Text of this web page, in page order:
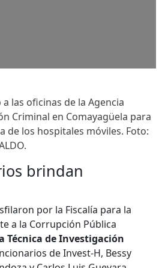
las oficinas de la Agencia
Criminal en Comayagüela para
de los hospitales móviles. Foto:
brindan
por la Fiscalía para la
a la Corrupción Pública
Técnica de Investigación
de Invest-H, Bessy